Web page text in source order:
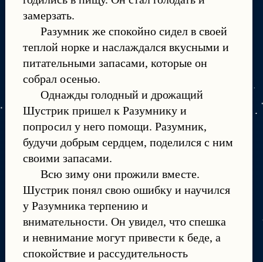
замерзать.
Разумник же спокойно сидел в своей
теплой норке и наслаждался вкусными и
питательными запасами, которые он
собрал осенью.
Однажды голодный и дрожащий
Шустрик пришел к Разумнику и
попросил у него помощи. Разумник,
будучи добрым сердцем, поделился с ним
своими запасами.
Всю зиму они прожили вместе.
Шустрик понял свою ошибку и научился
у Разумника терпению и
внимательности. Он увидел, что спешка
и невнимание могут привести к беде, а
спокойствие и рассудительность